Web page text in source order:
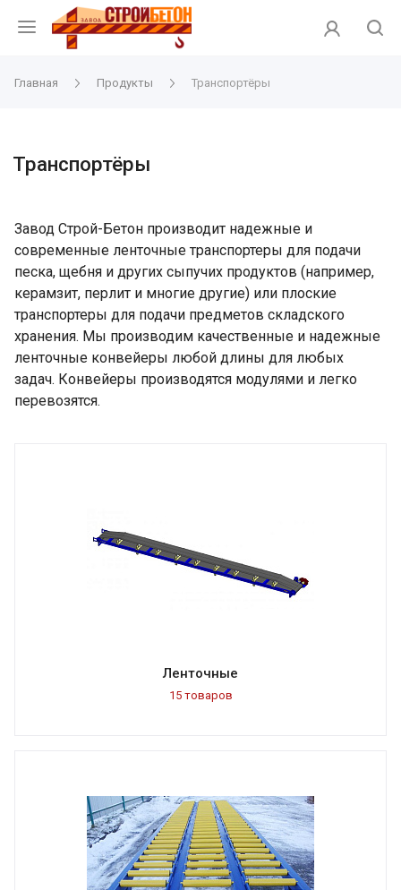
Главная Продукты Транспортёры
Транспортёры
Завод Строй-Бетон производит надежные и
современные ленточные транспортеры для подачи
песка, щебня и других сыпучих продуктов (например,
керамзит, перлит и многие другие) или плоские
транспортеры для подачи предметов складского
хранения. Мы производим качественные и надежные
ленточные конвейеры любой длины для любых
задач. Конвейеры производятся модулями и легко
перевозятся.
Ленточные
15 товаров